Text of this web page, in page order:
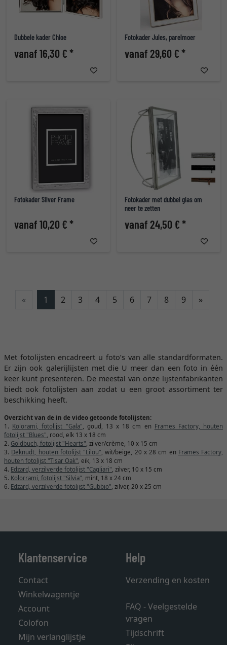
Dubbele kader Chloe
vanaf 16,30 € *
Fotokader Jules, parelmoer
vanaf 29,60 € *
Fotokader Silver Frame
vanaf 10,20 € *
Fotokader met dubbel glas om
neer te zetten
vanaf 24,50 € *
« 1 2 3 4 5 6 7 8 9 »
Met fotolijsten encadreert u foto’s van alle standardformaten.
Er zijn ook galerijlijsten met die U meer dan een foto in één
keer kunt presenteren. De meestal van onze lijstenfabrikanten
biedt ook fotolijsten aan zodat u een groot assortiment ter
beschikking heeft.
Overzicht van de in de video getoonde fotolijsten:
1. Kolorami, fotolijst "Gala", goud, 13 x 18 cm en Frames Factory, houten
fotolijst "Blues", rood, elk 13 x 18 cm
2. Goldbuch, fotolijst "Hearts", zilver/crème, 10 x 15 cm
3. Deknudt, houten fotolijst "Lilou", wit/beige, 20 x 28 cm en Frames Factory,
houten fotolijst "Tisar Oak", eik, 13 x 18 cm
4. Edzard, verzilverde fotolijst "Cagliari", zilver, 10 x 15 cm
5. Kolorrami, fotolijst "Silvia", mint, 18 x 24 cm
6. Edzard, verzilverde fotolijst "Gubbio", zilver, 20 x 25 cm
Klantenservice
Contact
Winkelwagentje
Account
Colofon
Mijn verlanglijstje
Help
Verzending en kosten
FAQ - Veelgestelde
vragen
Tijdschrift